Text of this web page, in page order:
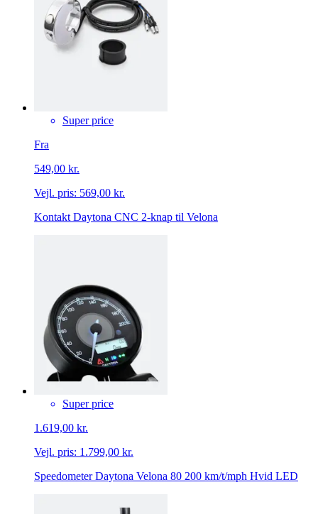
Super price
Fra
549,00 kr.
Vejl. pris: 569,00 kr.
Kontakt Daytona CNC 2-knap til Velona
Super price
1.619,00 kr.
Vejl. pris: 1.799,00 kr.
Speedometer Daytona Velona 80 200 km/t/mph Hvid LED